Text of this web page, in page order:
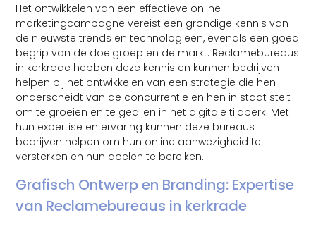
Het ontwikkelen van een effectieve online
marketingcampagne vereist een grondige kennis van
de nieuwste trends en technologieën, evenals een goed
begrip van de doelgroep en de markt. Reclamebureaus
in kerkrade hebben deze kennis en kunnen bedrijven
helpen bij het ontwikkelen van een strategie die hen
onderscheidt van de concurrentie en hen in staat stelt
om te groeien en te gedijen in het digitale tijdperk. Met
hun expertise en ervaring kunnen deze bureaus
bedrijven helpen om hun online aanwezigheid te
versterken en hun doelen te bereiken.
Grafisch Ontwerp en Branding: Expertise
van Reclamebureaus in kerkrade